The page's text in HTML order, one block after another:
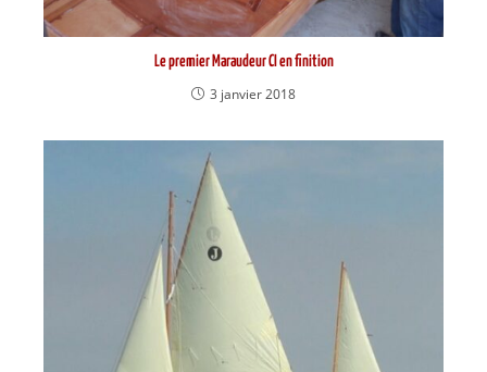
Le premier Maraudeur CI en finition
3 janvier 2018